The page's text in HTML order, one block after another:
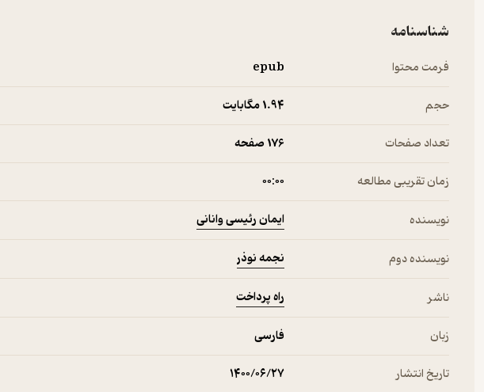
شناسنامه
فرمت محتوا epub
حجم 1.۹۴ مگابایت
تعداد صفحات 176 صفحه
زمان تقریبی مطالعه ۰۰:۰۰
نویسنده ایمان رئیسی وانانی
نویسنده دوم نجمه نوذر
ناشر راه پرداخت
زبان فارسی
تاریخ انتشار ۱۴۰۰/۰۶/۲۷